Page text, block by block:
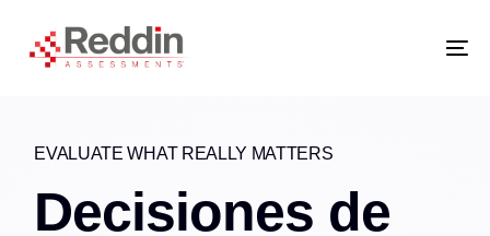
primary
navigation
EVALUATE WHAT REALLY MATTERS
Decisiones de